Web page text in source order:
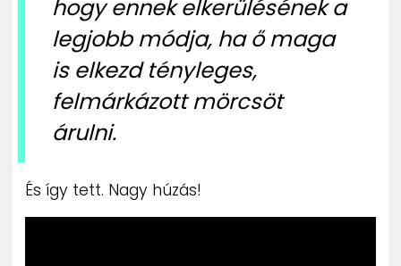
hogy ennek elkerülésének a
legjobb módja, ha ő maga
is elkezd tényleges,
felmárkázott mörcsöt
árulni.
És így tett. Nagy húzás!